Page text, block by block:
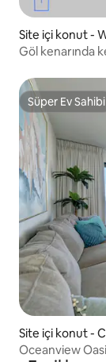
Site içi konut -
Göl kenarında
Süper Ev Sahibi
Süper Ev Sahibi
Site içi konut -
Oceanview